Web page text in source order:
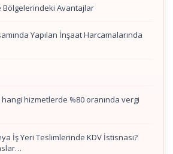
Bölgelerindeki Avantajlar
Yapılan İnşaat Harcamalarında
hizmetlerde %80 oranında vergi
İş Yeri Teslimlerinde KDV İstisnası?